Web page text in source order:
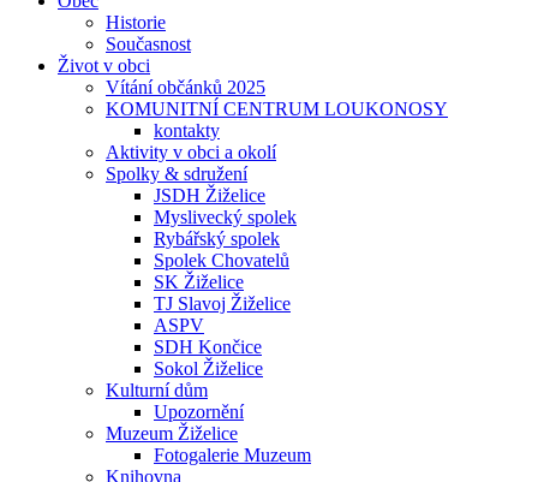
Historie
Současnost
Život v obci
Vítání občánků 2025
KOMUNITNÍ CENTRUM LOUKONOSY
kontakty
Aktivity v obci a okolí
Spolky & sdružení
JSDH Žiželice
Myslivecký spolek
Rybářský spolek
Spolek Chovatelů
SK Žiželice
TJ Slavoj Žiželice
ASPV
SDH Končice
Sokol Žiželice
Kulturní dům
Upozornění
Muzeum Žiželice
Fotogalerie Muzeum
Knihovna